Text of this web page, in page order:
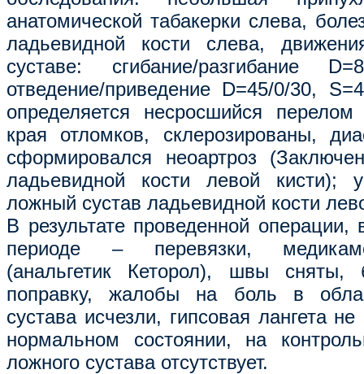
анатомической табакерки слева,
ладьевидной кости слева,
суставе: сгибание/разгибание
отведение/приведение D=45/0/30,
определяется несросшийся
края отломков, склерозированы,
сформировался неоартроз
ладьевидной кости левой кисти);
ложный сустав ладьевидной кости
В результате проведенной операции,
периоде – перевязки,
(анальгетик Кеторол), швы
поправку, жалобы на боль в
сустава исчезли, гипсовая лангета
нормальном состоянии, на
ложного сустава отсутствует.